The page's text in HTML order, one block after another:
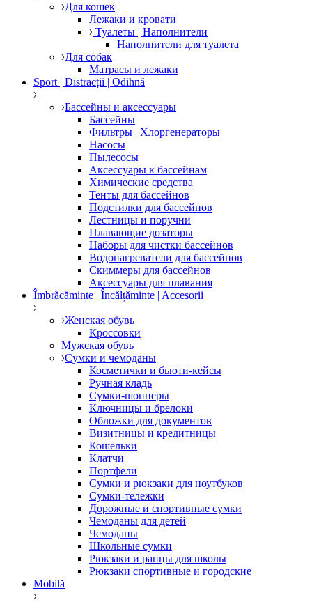
Для кошек
Лежаки и кровати
Туалеты | Наполнители
Наполнители для туалета
Для собак
Матрасы и лежаки
Sport | Distracții | Odihnă
Бассейны и аксессуары
Бассейны
Фильтры | Хлоргенераторы
Насосы
Пылесосы
Аксессуары к бассейнам
Химические средства
Тенты для бассейнов
Подстилки для бассейнов
Лестницы и поручни
Плавающие дозаторы
Наборы для чистки бассейнов
Водонагреватели для бассейнов
Скиммеры для бассейнов
Аксессуары для плавания
Îmbrăcăminte | Încălțăminte | Accesorii
Женская обувь
Кроссовки
Мужская обувь
Сумки и чемоданы
Косметички и бьюти-кейсы
Ручная кладь
Сумки-шопперы
Ключницы и брелоки
Обложки для документов
Визитницы и кредитницы
Кошельки
Клатчи
Портфели
Сумки и рюкзаки для ноутбуков
Сумки-тележки
Дорожные и спортивные сумки
Чемоданы для детей
Чемоданы
Школьные сумки
Рюкзаки и ранцы для школы
Рюкзаки спортивные и городские
Mobilă